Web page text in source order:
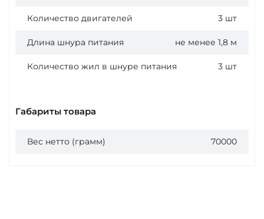
Количество двигателей 3 шт
Длина шнура питания не менее 1,8 м
Количество жил в шнуре питания 3 шт
Габариты товара
Вес нетто (грамм) 70000